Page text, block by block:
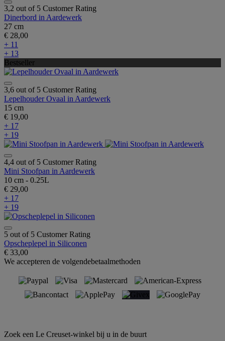
3,2 out of 5 Customer Rating
Dinerbord in Aardewerk
27 cm
€ 28,00
+ 11
+ 13
Bestseller
3,6 out of 5 Customer Rating
Lepelhouder Ovaal in Aardewerk
15 cm
€ 19,00
+ 17
+ 19
4,4 out of 5 Customer Rating
Mini Stoofpan in Aardewerk
10 cm - 0.25L
€ 29,00
+ 17
+ 19
5 out of 5 Customer Rating
Opscheplepel in Siliconen
€ 33,00
We accepteren de volgendebetaalmethoden
Zoek een Le Creuset-winkel bij u in de buurt